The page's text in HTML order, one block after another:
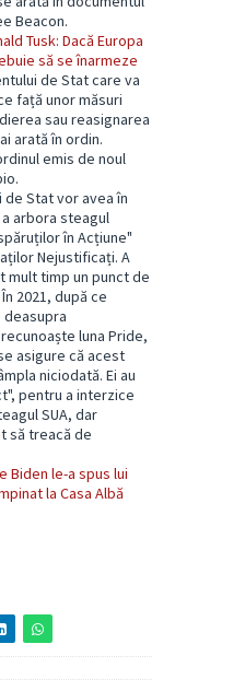
Beacon.
Tusk: Dacă Europa
să se înarmeze
de Stat care va
față unor măsuri
sau reasignarea
arată în ordin.
emis de noul
Stat vor avea în
arbora steagul
în Acțiune"
Nejustificați. A
mult timp un punct de
2021, după ce
luna Pride,
asigure că acest
niciodată. Ei au
pentru a interzice
SUA, dar
să treacă de
Biden le-a spus lui
la Casa Albă